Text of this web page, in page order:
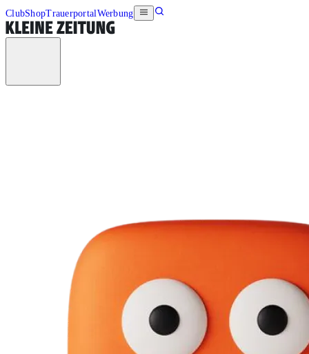
ClubShopTrauerportalWerbung